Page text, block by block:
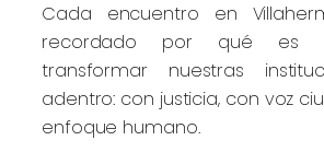
Cada encuentro en
recordado por qué es
transformar nuestras
adentro: con justicia, con voz
enfoque humano.